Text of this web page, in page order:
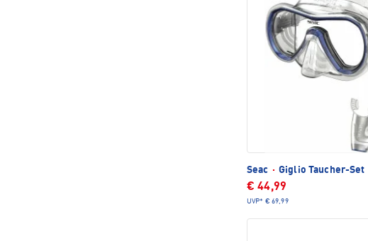
Seac · Giglio Taucher-Set
€ 44,99
UVP* € 69,99